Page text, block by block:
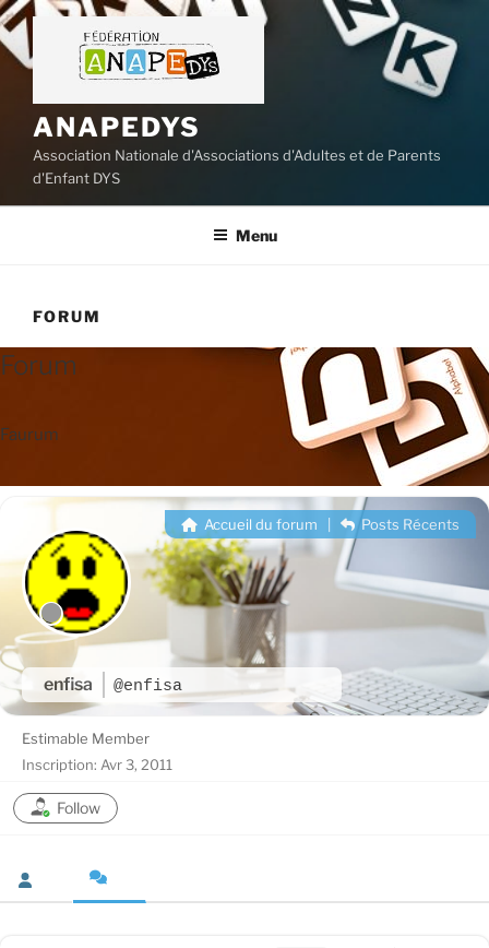
Aller
au
contenu
ANAPEDYS
Association Nationale d'Associations d'Adultes et de Parents
d'Enfant DYS
Menu
FORUM
Forum
Faurum
enfisa @enfisa
Accueil du forum Posts Récents
Estimable Member
Inscription: Avr 3, 2011
Follow